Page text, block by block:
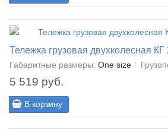
Тележка грузовая двухколесная КГ
Габаритные размеры: One size
5 519 руб.
В корзину